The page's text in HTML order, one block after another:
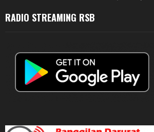
RADIO STREAMING RSB